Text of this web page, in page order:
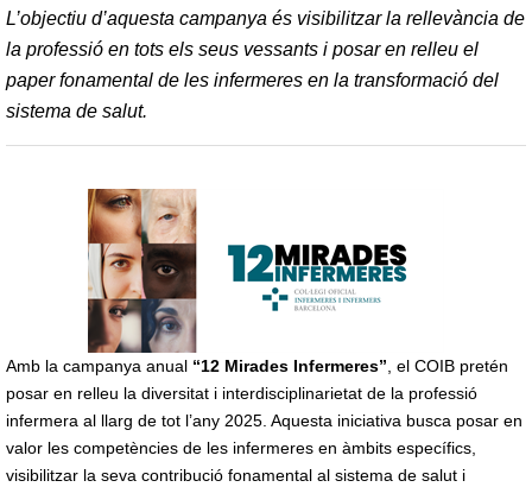
L’objectiu d’aquesta campanya és visibilitzar la rellevància de
la professió en tots els seus vessants i posar en relleu el
paper fonamental de les infermeres en la transformació del
sistema de salut.
Amb la campanya anual “12 Mirades Infermeres”, el COIB pretén
posar en relleu la diversitat i interdisciplinarietat de la professió
infermera al llarg de tot l’any 2025. Aquesta iniciativa busca posar en
valor les competències de les infermeres en àmbits específics,
visibilitzar la seva contribució fonamental al sistema de salut i